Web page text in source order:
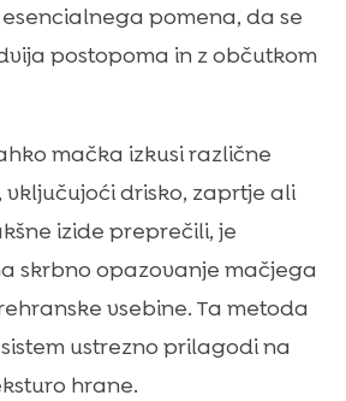
pomena, da se
postopoma in z občutkom
mačka izkusi različne
vključujoći drisko, zaprtje ali
izide preprečili, je
skrbno opazovanje mačjega
vsebine. Ta metoda
ustrezno prilagodi na
hrane.